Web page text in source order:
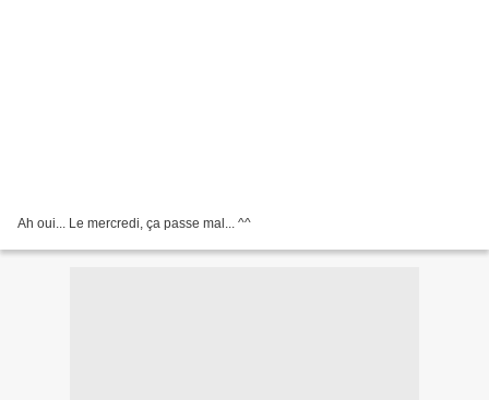
Ah oui... Le mercredi, ça passe mal... ^^